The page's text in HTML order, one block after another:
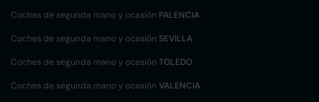
Coches de segunda mano y ocasión PALENCIA
Coches de segunda mano y ocasión SEVILLA
Coches de segunda mano y ocasión TOLEDO
Coches de segunda mano y ocasión VALENCIA